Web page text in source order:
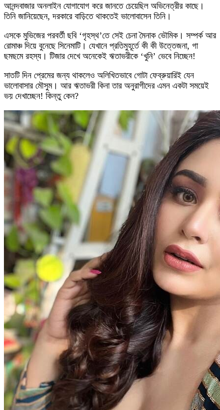
আনন্দবাজার অনলাইন যোগাযোগ করে জানতে চেয়েছিল অভিনেত্রীর কাছে।
তিনি জানিয়েছেন, দরকারে বাড়িতে থাকতেই ভালোবাসেন তিনি।
এসকে মুভিজের পরবর্তী ছবি ‘গৃহস্থ’তে সেই চেনা মৈনাক ভৌমিক। সম্পর্ক আর
রোমাঞ্চ দিয়ে বুনেছে সিনেমাটি। যেখানে প্রতিমুহূর্তে কী কী উত্তেজনা, গা
ছমছমে রহস্য। টিজার দেখে অনেকেই ঋতাভরীকে ‘খুনি’ ভেবে নিচ্ছেন!
সাতটি দিন প্রেমের জন্য থাকলেও অলিখিতভাবে গোটা ফেব্রুয়ারিই যেন
ভালোবাসার মৌসুম। আর ঋতাভরী কিনা তার অনুরাগীদের এমন একটা সময়েই
ভয় দেখাচ্ছেন! কিন্তু কেন?